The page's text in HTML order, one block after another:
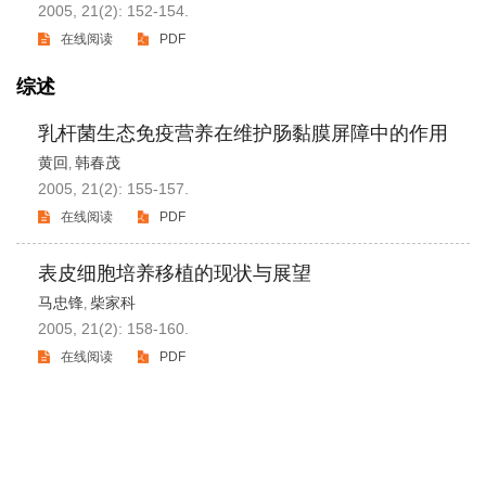
2005, 21(2): 152-154.
在线阅读 PDF
综述
乳杆菌生态免疫营养在维护肠黏膜屏障中的作用
黄回 , 韩春茂
2005, 21(2): 155-157.
在线阅读 PDF
表皮细胞培养移植的现状与展望
马忠锋, 柴家科
2005, 21(2): 158-160.
在线阅读 PDF